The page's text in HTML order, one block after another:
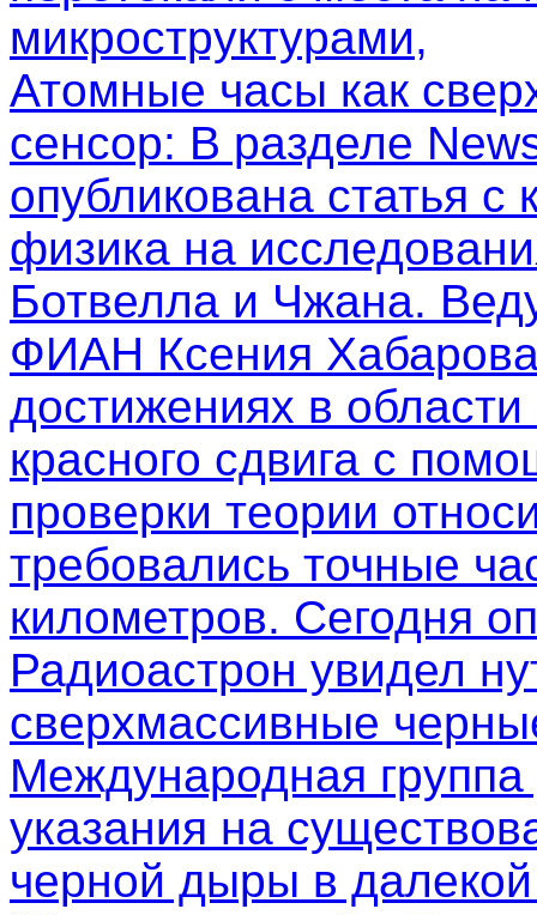
микроструктурами,
Атомные часы как
сенсор: В разделе
опубликована статья
физика на
Ботвелла и Чжана.
ФИАН Ксения
достижениях в
красного сдвига с
проверки теории
требовались точные
километров. Сегодня
Радиоастрон увидел
сверхмассивные
Международная
указания на
черной дыры в